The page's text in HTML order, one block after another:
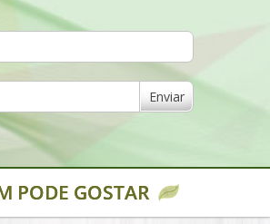
Enviar
PODE GOSTAR